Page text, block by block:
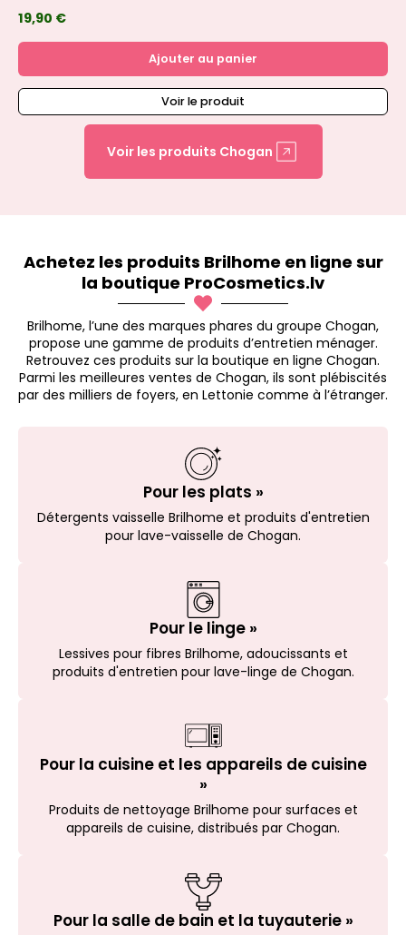
19,90 €
Ajouter au panier
Voir le produit
Voir les produits Chogan
Achetez les produits Brilhome en ligne sur
la boutique ProCosmetics.lv
Brilhome, l’une des marques phares du groupe Chogan,
propose une gamme de produits d’entretien ménager.
Retrouvez ces produits sur la boutique en ligne Chogan.
Parmi les meilleures ventes de Chogan, ils sont plébiscités
par des milliers de foyers, en Lettonie comme à l’étranger.
Pour les plats »
Détergents vaisselle Brilhome et produits d'entretien
pour lave-vaisselle de Chogan.
Pour le linge »
Lessives pour fibres Brilhome, adoucissants et
produits d'entretien pour lave-linge de Chogan.
Pour la cuisine et les appareils de cuisine
»
Produits de nettoyage Brilhome pour surfaces et
appareils de cuisine, distribués par Chogan.
Pour la salle de bain et la tuyauterie »